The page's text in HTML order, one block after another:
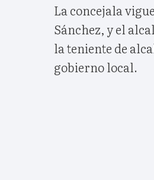
La concejala
Sánchez, y el
la teniente de
gobierno local.